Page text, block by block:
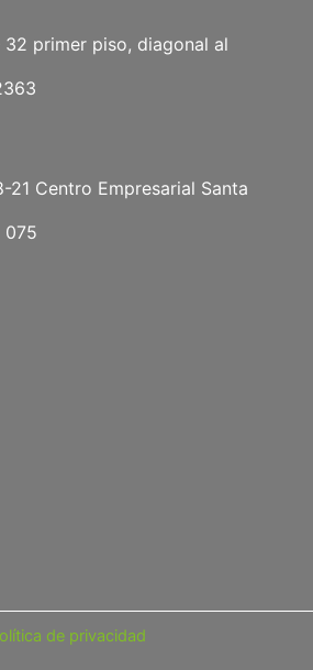
primer piso, diagonal al
21 Centro Empresarial Santa
075
de privacidad